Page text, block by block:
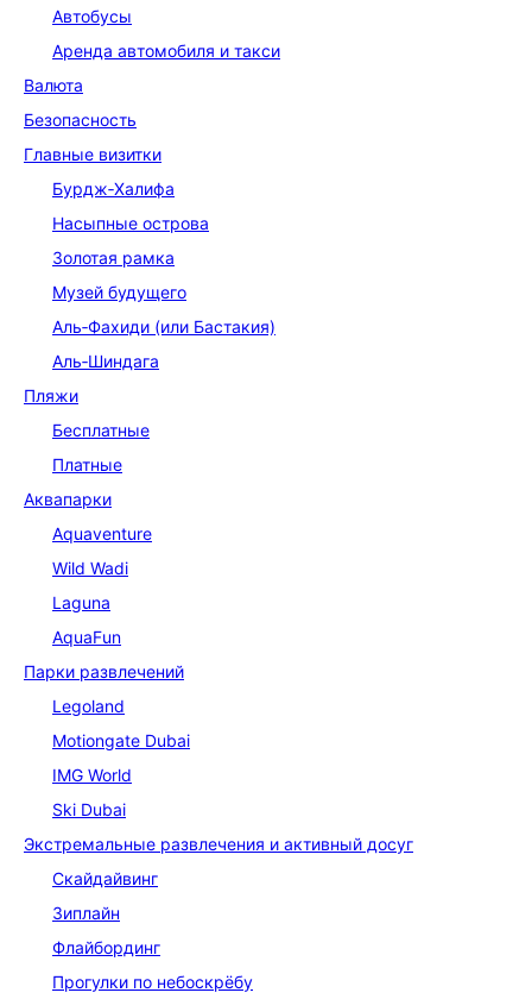
Автобусы
Аренда автомобиля и такси
Валюта
Безопасность
Главные визитки
Бурдж‑Халифа
Насыпные острова
Золотая рамка
Музей будущего
Аль‑Фахиди (или Бастакия)
Аль‑Шиндага
Пляжи
Бесплатные
Платные
Аквапарки
Aquaventure
Wild Wadi
Laguna
AquaFun
Парки развлечений
Legoland
Motiongate Dubai
IMG World
Ski Dubai
Экстремальные развлечения и активный досуг
Скайдайвинг
Зиплайн
Флайбординг
Прогулки по небоскрёбу